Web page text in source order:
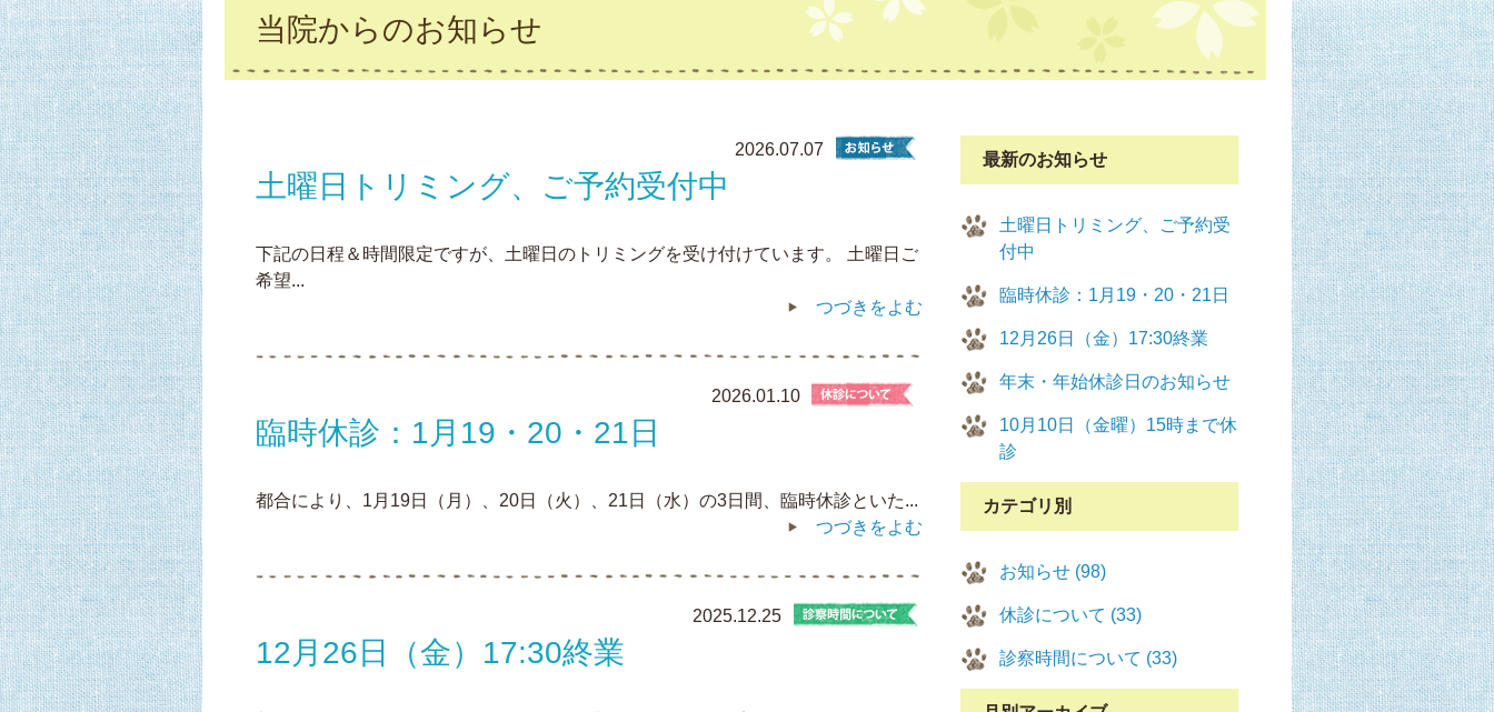
当院からのお知らせ
2026.07.07
土曜日トリミング、ご予約受付中
下記の日程＆時間限定ですが、土曜日のトリミングを受け付けています。 土曜日ご
希望...
つづきをよむ
2026.01.10
臨時休診：1月19・20・21日
都合により、1月19日（月）、20日（火）、21日（水）の3日間、臨時休診といた...
つづきをよむ
2025.12.25
12月26日（金）17:30終業
最新のお知らせ
土曜日トリミング、ご予約受
付中
臨時休診：1月19・20・21日
12月26日（金）17:30終業
年末・年始休診日のお知らせ
10月10日（金曜）15時まで休
診
カテゴリ別
お知らせ (98)
休診について (33)
診察時間について (33)